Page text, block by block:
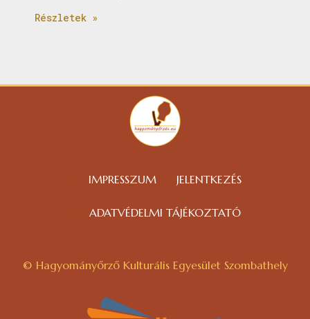
Részletek »
IMPRESSZUM JELENTKEZÉS
ADATVÉDELMI TÁJÉKOZTATÓ
© Hagyományőrző Kulturális Egyesület Szombathely